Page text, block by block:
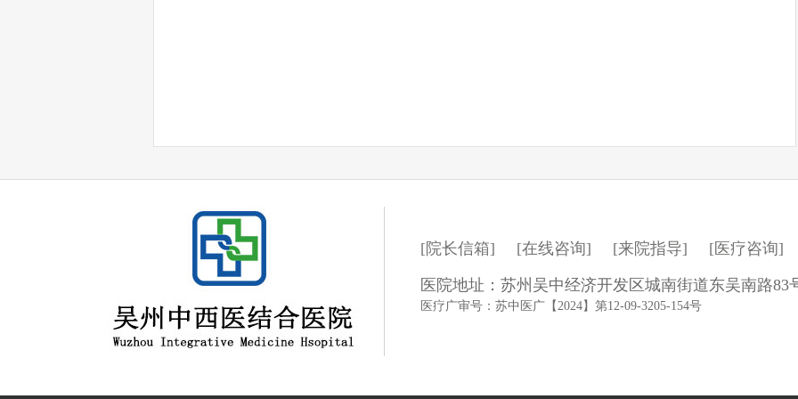
[院长信箱] [在线咨询] [来院指导] [医疗咨询]
医院地址：苏州吴中经济开发区城南街道东吴南路83
医疗广审号：苏中医广【2024】第12-09-3205-154号